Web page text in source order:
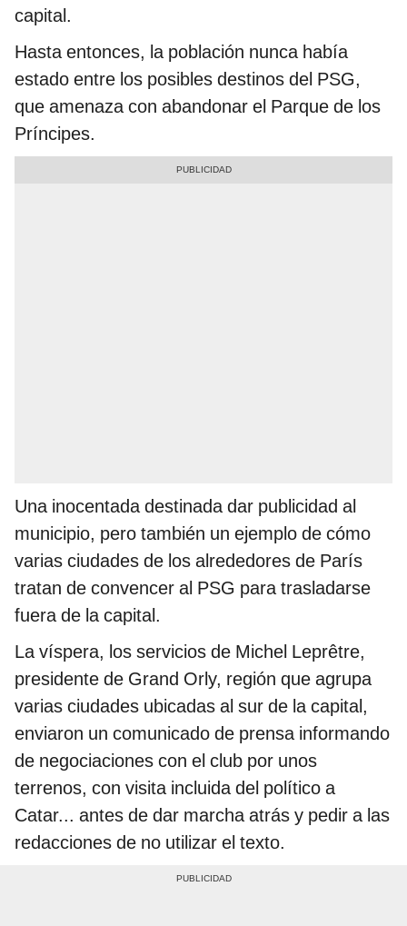
capital.
Hasta entonces, la población nunca había
estado entre los posibles destinos del PSG,
que amenaza con abandonar el Parque de los
Príncipes.
Una inocentada destinada dar publicidad al
municipio, pero también un ejemplo de cómo
varias ciudades de los alrededores de París
tratan de convencer al PSG para trasladarse
fuera de la capital.
La víspera, los servicios de Michel Leprêtre,
presidente de Grand Orly, región que agrupa
varias ciudades ubicadas al sur de la capital,
enviaron un comunicado de prensa informando
de negociaciones con el club por unos
terrenos, con visita incluida del político a
Catar... antes de dar marcha atrás y pedir a las
redacciones de no utilizar el texto.